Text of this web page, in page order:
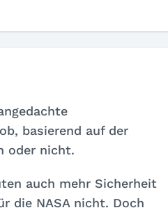
basierend auf der
oder nicht.
auch mehr Sicherheit
die NASA nicht. Doch